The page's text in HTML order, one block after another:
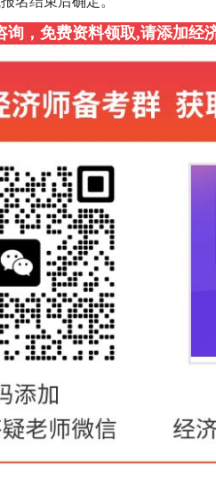
询，免费资料领取,请添加经